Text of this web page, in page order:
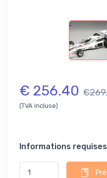
€ 256.40
(TVA incluse)
Informations